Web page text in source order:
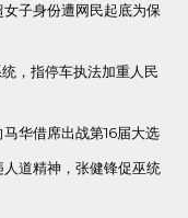
子身份遭网民起底为保
，指停车执法加重人民
华借席出战第16届大选
道精神，张健锋促巫统